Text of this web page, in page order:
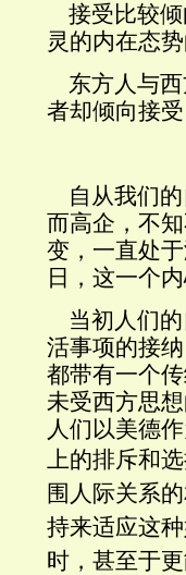
接受比较倾
灵的内在态势
东方人与西
者却倾向接受
自从我们的
而高企，不
变，一直处
日，这一个
当初人们的
活事项的接
都带有一个
未受西方思
人们以美德
上的排斥和
围人际关系
持来适应这
时，甚至于